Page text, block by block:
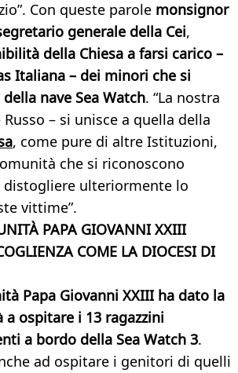
Con queste parole monsignor
generale della Cei,
della Chiesa a farsi carico –
Italiana – dei minori che si
nave Sea Watch. “La nostra
– si unisce a quella della
, come pure di altre Istituzioni,
che si riconoscono
ulteriormente lo
vittime”.
PAPA GIOVANNI XXIII
COME LA DIOCESI DI
Papa Giovanni XXIII ha dato la
ospitare i 13 ragazzini
a bordo della Sea Watch 3.
ad ospitare i genitori di quelli